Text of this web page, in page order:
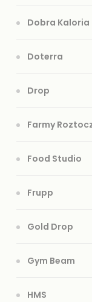
Dobra Kaloria
Doterra
Drop
Farmy
Food Studio
Frupp
Gold Drop
Gym Beam
HMS